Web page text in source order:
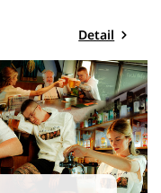
Detail